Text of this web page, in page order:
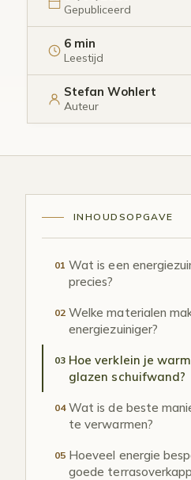
Gepubliceerd
6 min
Leestijd
Stefan Wohlert
Auteur
INHOUDSOPGAVE
01 Wat is een
precies?
02 Welke materialen
energiezuiniger?
03 Hoe verklein je
glazen schuifwand?
04 Wat is de beste
te verwarmen?
05 Hoeveel energie
goede